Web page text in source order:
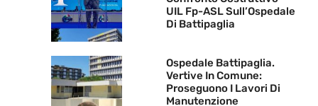
UIL Fp-ASL Sull’Ospedale
Di Battipaglia
Ospedale Battipaglia.
Vertive In Comune:
Proseguono I Lavori Di
Manutenzione